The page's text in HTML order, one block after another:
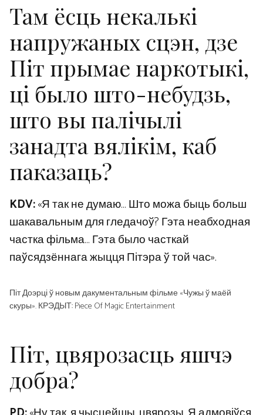
Там ёсць некалькі
напружаных сцэн, дзе
Піт прымае наркотыкі,
ці было што-небудзь,
што вы палічылі
занадта вялікім, каб
паказаць?
KDV:«Я так не думаю… Што можа быць больш
шакавальным для гледачоў? Гэта неабходная
частка фільма… Гэта было часткай
паўсядзённага жыцця Пітэра ў той час».
Піт Доэрці ў новым дакументальным фільме «Чужы ў маёй
скуры». КРЭДЫТ: Piece Of Magic Entertainment
Піт, цвярозасць яшчэ
добра?